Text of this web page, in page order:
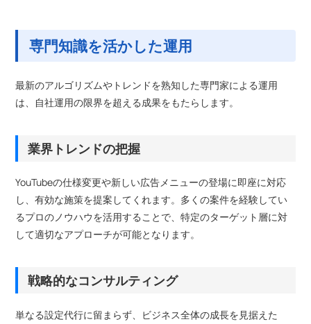
専門知識を活かした運用
最新のアルゴリズムやトレンドを熟知した専門家による運用
は、自社運用の限界を超える成果をもたらします。
業界トレンドの把握
YouTubeの仕様変更や新しい広告メニューの登場に即座に対応
し、有効な施策を提案してくれます。多くの案件を経験してい
るプロのノウハウを活用することで、特定のターゲット層に対
して適切なアプローチが可能となります。
戦略的なコンサルティング
単なる設定代行に留まらず、ビジネス全体の成長を見据えた